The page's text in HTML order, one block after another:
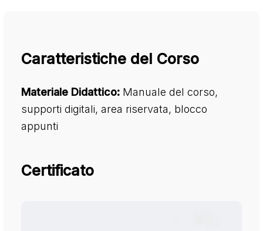
Caratteristiche del Corso
Materiale Didattico: Manuale del corso,
supporti digitali, area riservata, blocco
appunti
Certificato